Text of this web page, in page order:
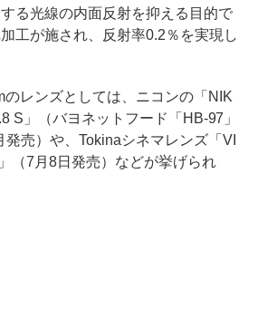
る光線の内面反射を抑える目的で
工が施され、反射率0.2％を実現し
のレンズとしては、ニコンの「NIK
S」（バヨネットフード「HB-97」
売）や、Tokinaシネマレンズ「VI
（7月8日発売）などが挙げられ